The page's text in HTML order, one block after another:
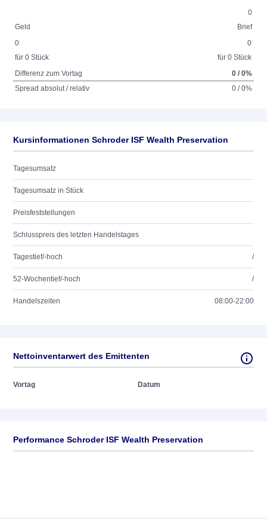
0
Geld
Brief
0
für 0 Stück
0
für 0 Stück
Differenz zum Vortag
0 / 0%
Spread absolut / relativ
0 / 0%
Kursinformationen Schroder ISF Wealth Preservation
Tagesumsatz
Tagesumsatz in Stück
Preisfeststellungen
Schlusspreis des letzten Handelstages
Tagestief/-hoch /
52-Wochentief/-hoch /
Handelszeiten 08:00-22:00
Nettoinventarwert des Emittenten
Vortag Datum
Performance Schroder ISF Wealth Preservation